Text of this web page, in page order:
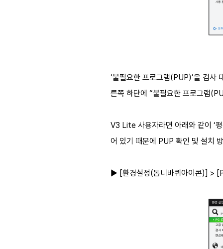
‘불필요한 프로그램(PUP)’을 검사
른쪽 하단에 “불필요한 프로그램
V3 Lite 사용자라면 아래와 같이 ‘
어 있기 때문에 PUP 확인 및 설치
► [환경설정(톱니바퀴아이콘)] >